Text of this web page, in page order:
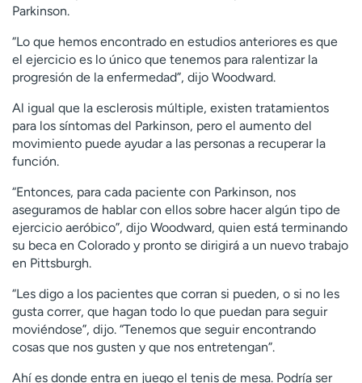
Parkinson.
“Lo que hemos encontrado en estudios anteriores es que
el ejercicio es lo único que tenemos para ralentizar la
progresión de la enfermedad”, dijo Woodward.
Al igual que la esclerosis múltiple, existen tratamientos
para los síntomas del Parkinson, pero el aumento del
movimiento puede ayudar a las personas a recuperar la
función.
“Entonces, para cada paciente con Parkinson, nos
aseguramos de hablar con ellos sobre hacer algún tipo de
ejercicio aeróbico”, dijo Woodward, quien está terminando
su beca en Colorado y pronto se dirigirá a un nuevo trabajo
en Pittsburgh.
“Les digo a los pacientes que corran si pueden, o si no les
gusta correr, que hagan todo lo que puedan para seguir
moviéndose”, dijo. “Tenemos que seguir encontrando
cosas que nos gusten y que nos entretengan”.
Ahí es donde entra en juego el tenis de mesa. Podría ser